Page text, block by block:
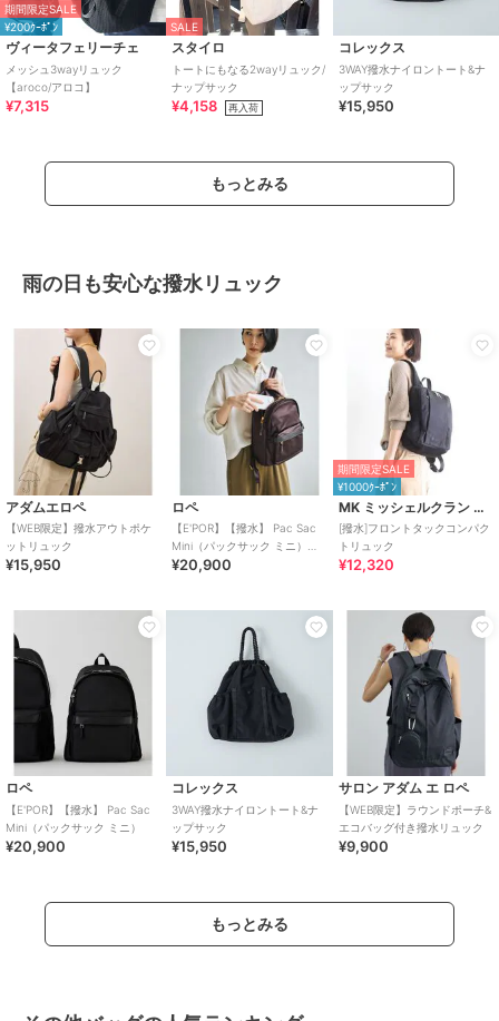
期間限定SALE
¥200ｸｰﾎﾟﾝ
ヴィータフェリーチェ
メッシュ3wayリュック
【aroco/アロコ】
¥7,315
SALE
スタイロ
トートにもなる2wayリュック/
ナップサック
¥4,158 再入荷
コレックス
3WAY撥水ナイロントート&ナ
ップサック
¥15,950
もっとみる
雨の日も安心な撥水リュック
アダムエロペ
【WEB限定】撥水アウトポケ
ットリュック
¥15,950
ロペ
【E'POR】【撥水】 Pac Sac
Mini（パックサック ミニ）
【26AW/新型】/一部WEB
¥20,900
期間限定SALE
¥1000ｸｰﾎﾟﾝ
MK ミッシェルクラン バッグ
[撥水]フロントタックコンパク
トリュック
¥12,320
ロペ
【E'POR】【撥水】 Pac Sac
Mini（パックサック ミニ）
¥20,900
コレックス
3WAY撥水ナイロントート&ナ
ップサック
¥15,950
サロン アダム エ ロペ
【WEB限定】ラウンドポーチ&
エコバッグ付き撥水リュック
¥9,900
もっとみる